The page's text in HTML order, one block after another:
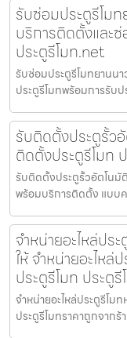
รับซ่อมประตูรีโมท
บริการติดตั้งและ
ประตูรีโมท.net
รับซ่อมประตูรีโมทยานน
ประตูรีโมทพร้อมการรับ
รับติดตั้งประตูรั้ว
ติดตั้งประตูรีโมท
รับติดตั้งประตูรั้วอัตโนมั
พร้อมบริการติดตั้ง แบบ
จำหน่ายอะไหล่ปร
ให้ จำหน่ายอะไหล่
ประตูรีโมท ประตู
จำหน่ายอะไหล่ประตูรีโม
ประตูรีโมทราคาถูกจากร้